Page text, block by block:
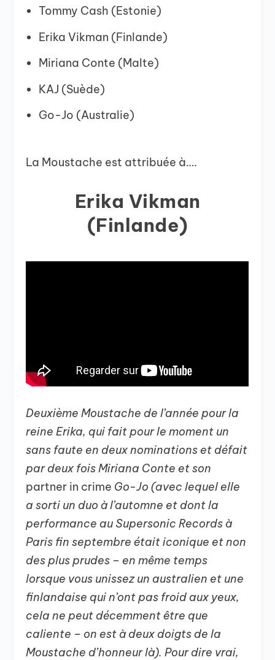
Tommy Cash (Estonie)
Erika Vikman (Finlande)
Miriana Conte (Malte)
KAJ (Suède)
Go-Jo (Australie)
La Moustache est attribuée à….
Erika Vikman
(Finlande)
Deuxième Moustache de l’année pour la
reine Erika, qui fait pour le moment un
sans faute en deux nominations et défait
par deux fois Miriana Conte et son
partner in crime Go-Jo (avec lequel elle
a sorti un duo à l’automne et dont la
performance au Supersonic Records à
Paris fin septembre était iconique et non
des plus prudes – en même temps
lorsque vous unissez un australien et une
finlandaise qui n’ont pas froid aux yeux,
cela ne peut décemment être que
caliente – on est à deux doigts de la
Moustache d’honneur là). Pour dire vrai,